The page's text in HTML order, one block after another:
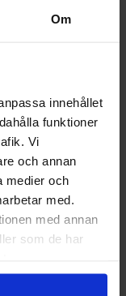
Om
innehållet
funktioner
Vi
och annan
medier och
med.
med annan
som de har